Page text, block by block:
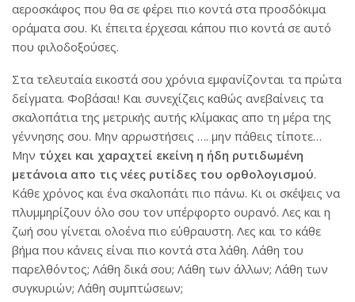
αεροσκάφος που θα σε φέρει πιο κοντά στα προσδόκιμα
οράματα σου. Κι έπειτα έρχεσαι κάπου πιο κοντά σε αυτό
που φιλοδοξούσες.
Στα τελευταία εικοστά σου χρόνια εμφανίζονται τα πρώτα
δείγματα. Φοβάσαι! Και συνεχίζεις καθώς ανεβαίνεις τα
σκαλοπάτια της μετρικής αυτής κλίμακας απο τη μέρα της
γέννησης σου. Μην αρρωστήσεις …. μην πάθεις τίποτε…
Μην τύχει και χαραχτεί εκείνη η ήδη ρυτιδωμένη
μετάνοια απο τις νέες ρυτίδες του ορθολογισμού.
Κάθε χρόνος και ένα σκαλοπάτι πιο πάνω. Κι οι σκέψεις να
πλυμμηρίζουν όλο σου τον υπέρφορτο ουρανό. Λες και η
ζωή σου γίνεται ολοένα πιο εύθραυστη. Λες και το κάθε
βήμα που κάνεις είναι πιο κοντά στα λάθη. Λάθη του
παρελθόντος; Λάθη δικά σου; Λάθη των άλλων; Λάθη των
συγκυριών; Λάθη συμπτώσεων;